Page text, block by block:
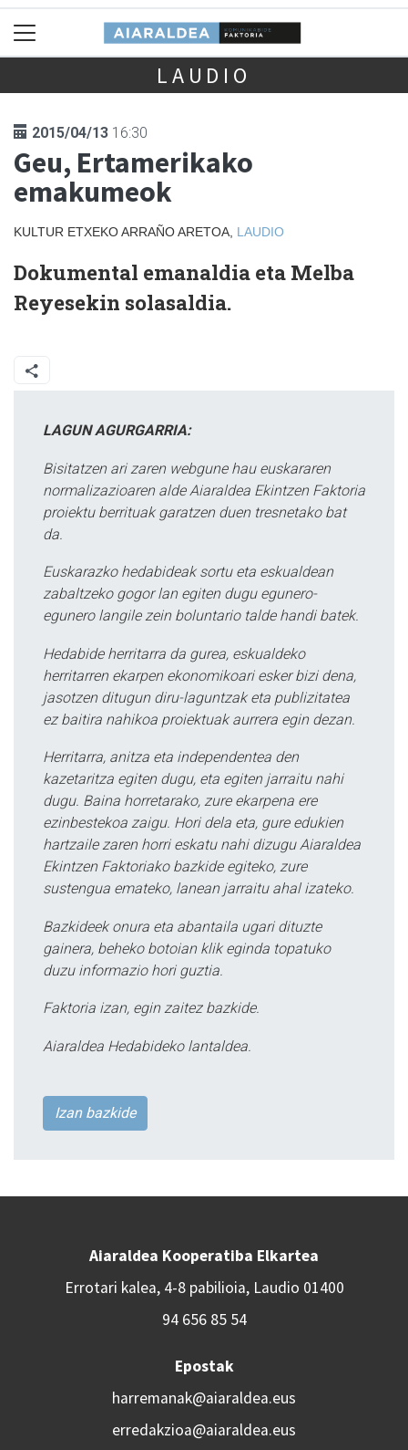
LAUDIO
2015/04/13 16:30
Geu, Ertamerikako
emakumeok
KULTUR ETXEKO ARRAÑO ARETOA, LAUDIO
Dokumental emanaldia eta Melba
Reyesekin solasaldia.
LAGUN AGURGARRIA:
Bisitatzen ari zaren webgune hau euskararen
normalizazioaren alde Aiaraldea Ekintzen Faktoria
proiektu berrituak garatzen duen tresnetako bat
da.
Euskarazko hedabideak sortu eta eskualdean
zabaltzeko gogor lan egiten dugu egunero-
egunero langile zein boluntario talde handi batek.
Hedabide herritarra da gurea, eskualdeko
herritarren ekarpen ekonomikoari esker bizi dena,
jasotzen ditugun diru-laguntzak eta publizitatea
ez baitira nahikoa proiektuak aurrera egin dezan.
Herritarra, anitza eta independentea den
kazetaritza egiten dugu, eta egiten jarraitu nahi
dugu. Baina horretarako, zure ekarpena ere
ezinbestekoa zaigu. Hori dela eta, gure edukien
hartzaile zaren horri eskatu nahi dizugu Aiaraldea
Ekintzen Faktoriako bazkide egiteko, zure
sustengua emateko, lanean jarraitu ahal izateko.
Bazkideek onura eta abantaila ugari dituzte
gainera, beheko botoian klik eginda topatuko
duzu informazio hori guztia.
Faktoria izan, egin zaitez bazkide.
Aiaraldea Hedabideko lantaldea.
Izan bazkide
Aiaraldea Kooperatiba Elkartea
Errotari kalea, 4-8 pabilioia, Laudio 01400
94 656 85 54
Epostak
harremanak@aiaraldea.eus
erredakzioa@aiaraldea.eus